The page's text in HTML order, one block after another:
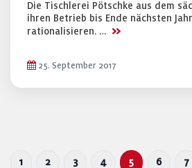
Die Tischlerei Pötschke aus dem
ihren Betrieb bis Ende nächsten
rationalisieren. … >>
25. September 2017
1 2 3 4 5 6 7